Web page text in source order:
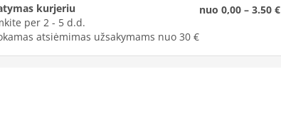
kurjeriu
per 2 - 5 d.d.
atsiėmimas užsakymams nuo 30 €
nuo 0,00 – 3.50 €